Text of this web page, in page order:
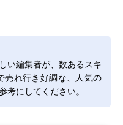
い編集者が、数あるスキ
売れ行き好調な、人気の
考にしてください。